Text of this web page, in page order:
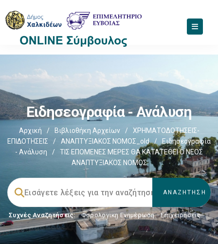
Ειδησεογραφία - Ανάλυση
Αρχική / Βιβλιοθήκη Αρχείων /
ΧΡΗΜΑΤΟΔΟΤΗΣΕΙΣ-
ΕΠΙΔΟΤΗΣΕΙΣ
/ ΑΝΑΠΤΥΞΙΑΚΟΣ ΝΟΜΟΣ_old /
Ειδησεογραφία
- Ανάλυση
/
ΤΙΣ ΕΠΟΜΕΝΕΣ ΜΕΡΕΣ ΘΑ ΚΑΤΑΤΕΘΕΙ Ο ΝΕΟΣ
ΑΝΑΠΤΥΞΙΑΚΟΣ ΝΟΜΟΣ
Συχνές Αναζητήσεις: Φορολογικη Ενημέρωση, Επιχειρήσεις